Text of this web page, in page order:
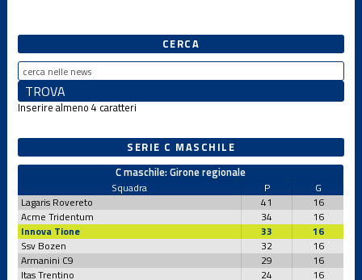
CERCA
Inserire almeno 4 caratteri
SERIE C MASCHILE
C maschile: Girone regionale
Squadra P
G
Lagaris Rovereto
41
16
Acme Tridentum
34
16
Innova Tione
33
16
Ssv Bozen
32
16
Armanini C9
29
16
Itas Trentino
24 16